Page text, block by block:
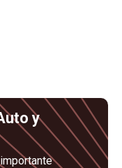
y